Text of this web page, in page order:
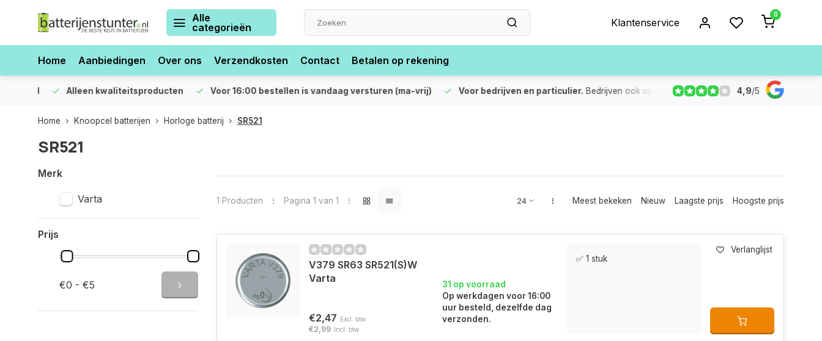
Alle
categorieën
Klantenservice
0
Home Aanbiedingen Over ons Verzendkosten Contact Betalen op rekening
Alleen kwaliteitsproducten Voor 16:00 bestellen is vandaag versturen (ma-vrij) Voor bedrijven en particulier. Bedrijven ook op rekening De voorraad die
4,9/5
Home Knoopcel batterijen Horloge batterij SR521
SR521
Merk
Varta
Prijs
€0 - €5
1 Producten Pagina 1 van 1 Meest bekeken Nieuw Laagste prijs Hoogste prijs
V379 SR63 SR521(S)W
Varta
€2,47 Excl. btw
€2,99 Incl. btw
31 op voorraad
Op werkdagen voor 16:00
uur besteld, dezelfde dag
verzonden.
✅ 1 stuk
Verlanglijst